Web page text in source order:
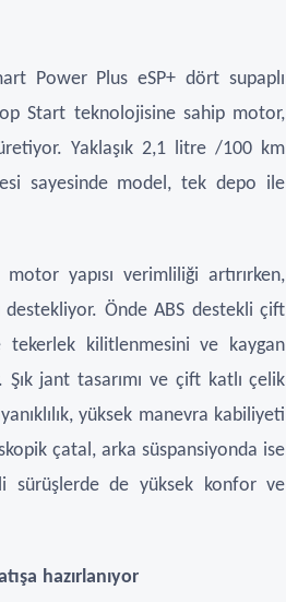
Power Plus eSP+ dört supaplı
Start teknolojisine sahip motor,
Yaklaşık 2,1 litre /100 km
sayesinde model, tek depo ile
yapısı verimliliği artırırken,
Önde ABS destekli çift
kilitlenmesini ve kaygan
jant tasarımı ve çift katlı çelik
yüksek manevra kabiliyeti
çatal, arka süspansiyonda ise
sürüşlerde de yüksek konfor ve
hazırlanıyor